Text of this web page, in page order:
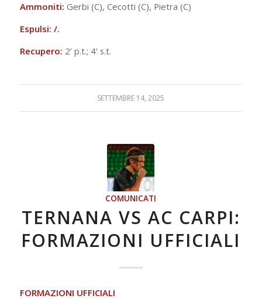
Ammoniti: Gerbi (C), Cecotti (C), Pietra (C)
Espulsi: /.
Recupero: 2’ p.t.; 4’ s.t.
SETTEMBRE 14, 2025
COMUNICATI
TERNANA VS AC CARPI:
FORMAZIONI UFFICIALI
FORMAZIONI UFFICIALI